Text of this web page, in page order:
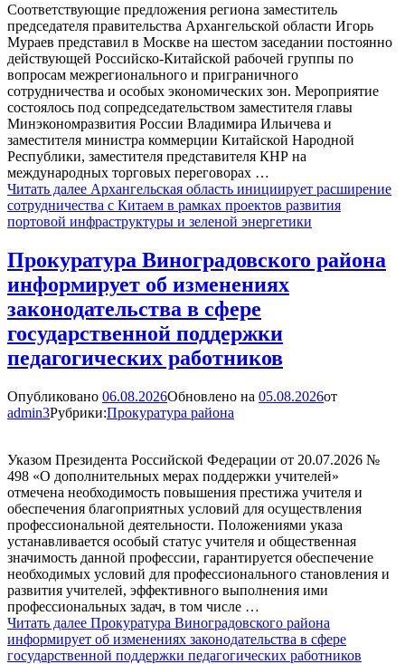
Соответствующие предложения региона заместитель
председателя правительства Архангельской области Игорь
Мураев представил в Москве на шестом заседании постоянно
действующей Российско-Китайской рабочей группы по
вопросам межрегионального и приграничного
сотрудничества и особых экономических зон. Мероприятие
состоялось под сопредседательством заместителя главы
Минэкономразвития России Владимира Ильичева и
заместителя министра коммерции Китайской Народной
Республики, заместителя представителя КНР на
международных торговых переговорах …
Читать далее Архангельская область инициирует расширение
сотрудничества с Китаем в рамках проектов развития
портовой инфраструктуры и зеленой энергетики
Прокуратура Виноградовского района
информирует об изменениях
законодательства в сфере
государственной поддержки
педагогических работников
Опубликовано 06.08.2026Обновлено на 05.08.2026от
admin3Рубрики:Прокуратура района
Указом Президента Российской Федерации от 20.07.2026 №
498 «О дополнительных мерах поддержки учителей»
отмечена необходимость повышения престижа учителя и
обеспечения благоприятных условий для осуществления
профессиональной деятельности. Положениями указа
устанавливается особый статус учителя и общественная
значимость данной профессии, гарантируется обеспечение
необходимых условий для профессионального становления и
развития учителей, эффективного выполнения ими
профессиональных задач, в том числе …
Читать далее Прокуратура Виноградовского района
информирует об изменениях законодательства в сфере
государственной поддержки педагогических работников